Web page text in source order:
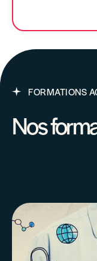
FORMATIONS
Nos